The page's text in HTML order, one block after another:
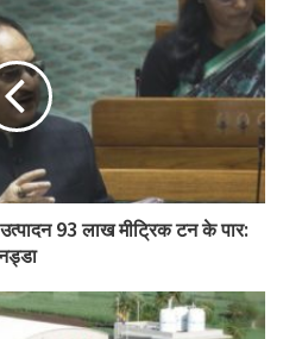
93 लाख मीट्रिक टन के पार: